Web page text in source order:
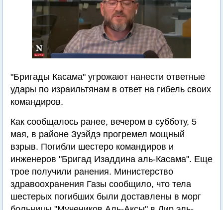
"Бригады Касама" угрожают нанести ответные
удары по израильтянам в ответ на гибель своих
командиров.
Как сообщалось ранее, вечером в субботу, 5
мая, в районе Зуэйдэ прогремел мощный
взрыв. Погибли шестеро командиров и
инженеров "Бригад Изаддина аль-Касама". Еще
трое получили ранения. Министерство
здравоохранения Газы сообщило, что тела
шестерых погибших были доставлены в морг